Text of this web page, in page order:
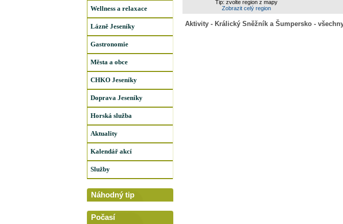
Wellness a relaxace
Lázně Jeseníky
Gastronomie
Města a obce
CHKO Jeseníky
Doprava Jeseníky
Horská služba
Aktuality
Kalendář akcí
Služby
Náhodný tip
Počasí
Tip: zvolte region z mapy
Zobrazit celý region
Aktivity - Králický Sněžník a Šumpersko -